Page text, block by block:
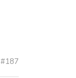
#187